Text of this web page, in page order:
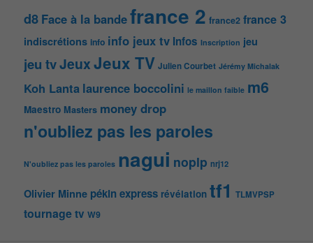
d8 Face à la bandefrance 2 france2 france 3
indiscrétions info info jeux tv Infos Inscription jeu
jeu tvJeuxJeux TV Julien Courbet Jérémy Michalak
Koh Lanta laurence boccolini le maillon faible m6
Maestro Masters money drop
n'oubliez pas les paroles
N'oubliez pas les paroles nagui noplp nrj12
Olivier Minne pékin express révélation tf1 TLMVPSP
tournagetv W9